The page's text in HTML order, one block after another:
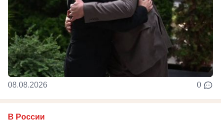
08.08.2026 0
В России